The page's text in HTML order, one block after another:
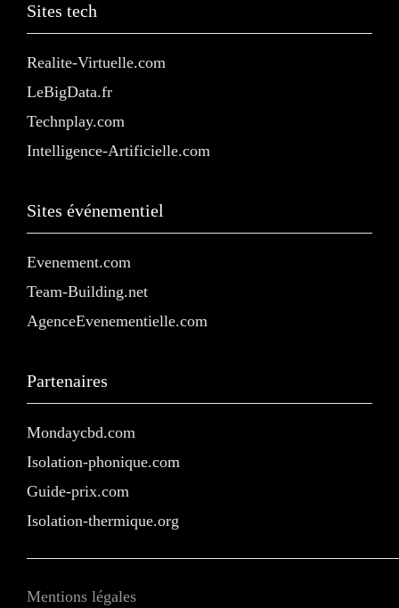
Sites tech
Realite-Virtuelle.com
LeBigData.fr
Technplay.com
Intelligence-Artificielle.com
Sites événementiel
Evenement.com
Team-Building.net
AgenceEvenementielle.com
Partenaires
Mondaycbd.com
Isolation-phonique.com
Guide-prix.com
Isolation-thermique.org
Mentions légales